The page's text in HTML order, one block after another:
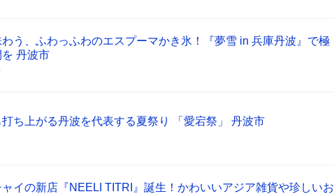
う、ふわっふわのエスプーマかき氷！『夢雪 in 兵庫丹波』で極
を 丹波市
ち上がる丹波を代表する夏祭り 「愛宕祭」 丹波市
イの新店『NEELI TITRI』誕生！かわいいアジア雑貨や珍しいお